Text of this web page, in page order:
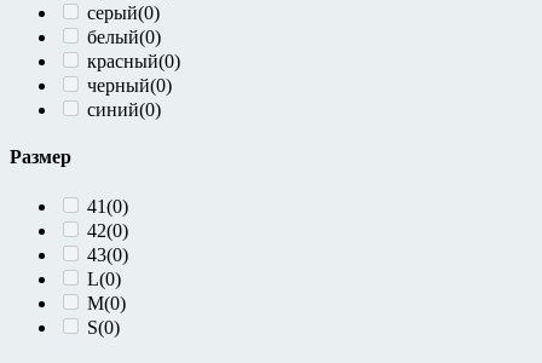
серый(0)
белый(0)
красный(0)
черный(0)
синий(0)
Размер
41(0)
42(0)
43(0)
L(0)
M(0)
S(0)